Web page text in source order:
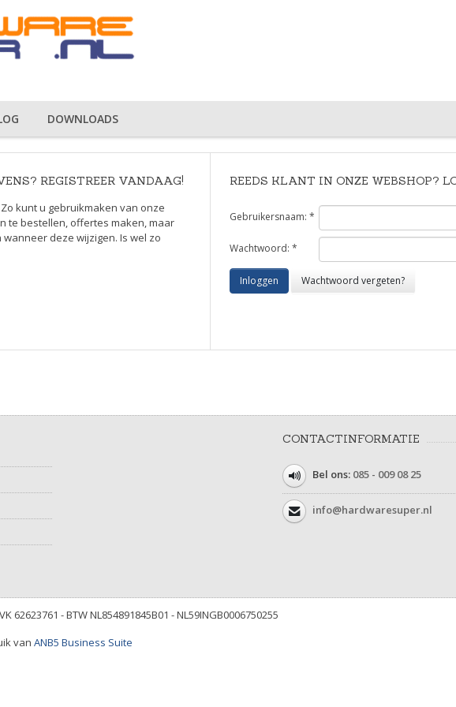
DOWNLOADS
REGISTREER VANDAAG!
kunt u gebruikmaken van onze
te bestellen, offertes maken, maar
deze wijzigen. Is wel zo
REEDS KLANT IN ONZE WEBSHOP?
Gebruikersnaam: *
Wachtwoord: *
Inloggen Wachtwoord vergeten?
CONTACTINFORMATIE
Bel ons: 085 - 009 08 25
info@hardwaresuper.nl
62623761 - BTW NL854891845B01 - NL59INGB0006750255
van ANB5 Business Suite